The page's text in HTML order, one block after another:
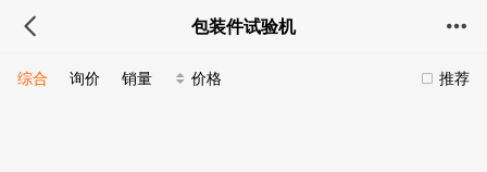
包装件试验机
推荐
综合 询价 销量 价格